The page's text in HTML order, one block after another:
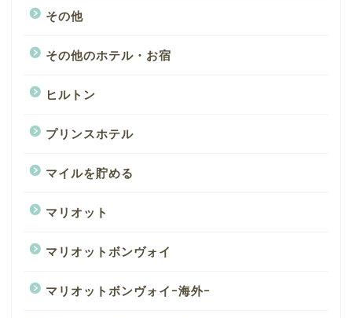
その他
その他のホテル・お宿
ヒルトン
プリンスホテル
マイルを貯める
マリオット
マリオットボンヴォイ
マリオットボンヴォイｰ海外ｰ